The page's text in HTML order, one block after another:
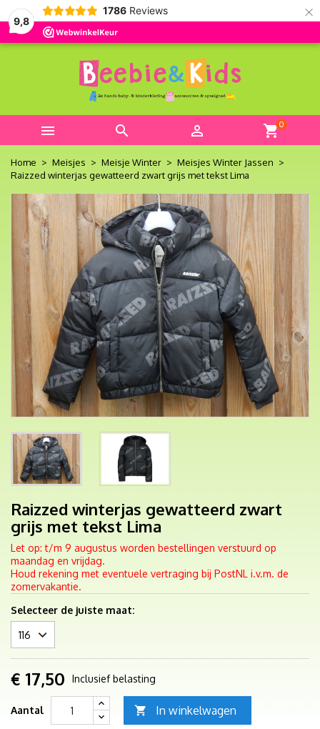
9,8
1786 Reviews ×
   shopping_cart0
Home Meisjes Meisje Winter
Meisjes Winter Jassen
Raizzed winterjas gewatteerd zwart grijs met tekst Lima
Raizzed winterjas gewatteerd zwart
grijs met tekst Lima
Let op: t/m 9 augustus worden bestellingen verstuurd op
maandag en vrijdag.
Houd rekening met eventuele vertraging bij PostNL i.v.m. de
zomervakantie.
Selecteer de juiste maat:
€ 17,50 Inclusief belasting
Aantal  In winkelwagen